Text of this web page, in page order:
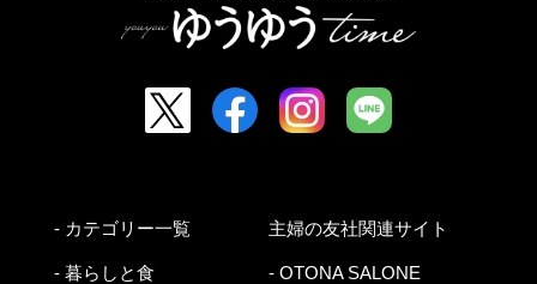
- カテゴリー一覧
- 暮らしと食
主婦の友社関連サイト
- OTONA SALONE